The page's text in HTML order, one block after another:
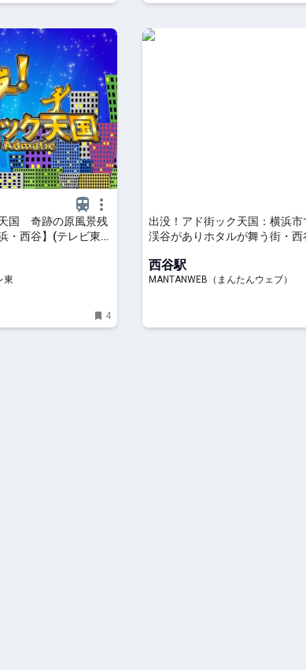
国 奇跡の原風景残
・西谷】(テレビ東
Ｓテレ東 7ch(公式)
東
4
出没！アド街ック天国：横浜市
渓谷がありホタルが舞う街・
の絶景レストランも -
んたんウェブ）
西谷駅
MANTANWEB（まんたんウェブ）